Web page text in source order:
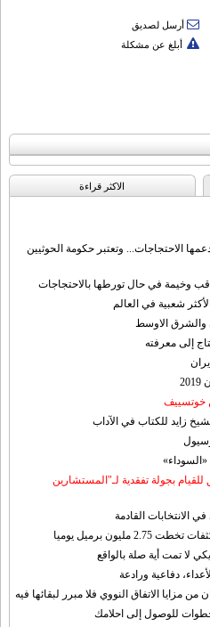
أرسل لصديق
أبلغ عن مشكلة
الاکثر قراءة
الاحتجاجات... وتعتبر حكومة الحوثيين
وخيمة في حال تورطها بالاحتجاجات
شعبية في العالم
والشرق الاوسط
إلى معرفته
خوتسييف
زايد للكتاب في الآداب
«السوداء»
بجولة تفقدية لـ"المستشارين
الانتخابات القادمة
برميل يوميا
لا تمت أية صلة بالواقع
دفاعية ورادعة
مزايا الاتفاق النووي فلا مبرر لبقائها فيه
للوصول إلى احلامك